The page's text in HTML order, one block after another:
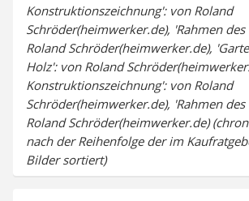
Konstruktionszeichnung': von Roland
Schröder(heimwerker.de), 'Rahmen
Roland Schröder(heimwerker.de),
Holz': von Roland
Konstruktionszeichnung': von Roland
Schröder(heimwerker.de), 'Rahmen
Roland Schröder(heimwerker.de)
nach der Reihenfolge der im
Bilder sortiert)